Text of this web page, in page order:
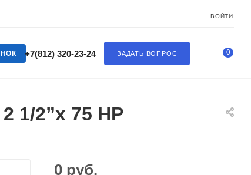
ВОЙТИ
ЗАДАТЬ ВОПРОС
+7(812) 320-23-24 0
1/2”x 75 НР
0 руб.